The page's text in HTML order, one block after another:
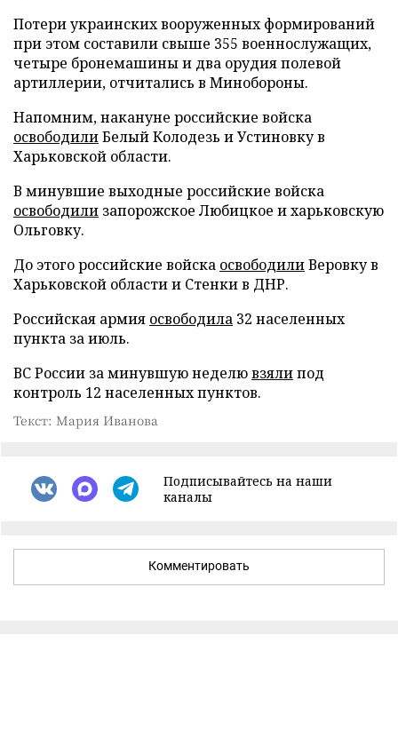
Потери украинских вооруженных формирований
при этом составили свыше 355 военнослужащих,
четыре бронемашины и два орудия полевой
артиллерии, отчитались в Минобороны.
Напомним, накануне российские войска
освободилиБелый Колодезь и Устиновку в
Харьковской области.
В минувшие выходные российские войска
освободили запорожское Любицкое и харьковскую
Ольговку.
До этого российские войска освободилиВеровку в
Харьковской области и Стенки в ДНР.
Российская армия освободила 32 населенных
пункта за июль.
ВС России за минувшую неделювзялипод
контроль 12 населенных пунктов.
Текст: Мария Иванова
Подписывайтесь на наши
каналы
Комментировать